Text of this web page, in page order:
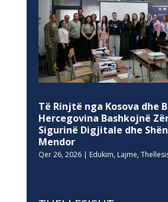
Të Rinjtë nga Kosova dhe
Hercegovina Bashkojnë
Sigurinë Digjitale dhe
Mendor
Qer 26, 2026| Edukim, Lajme,